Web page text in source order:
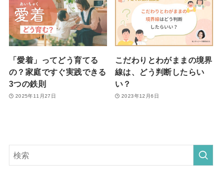
「愛着」ってどう育てる
の？家庭ですぐ実践できる
3つの鉄則
2025年11月27日
こだわりとわがままの境界
線は、どう判断したらい
い？
2023年12月6日